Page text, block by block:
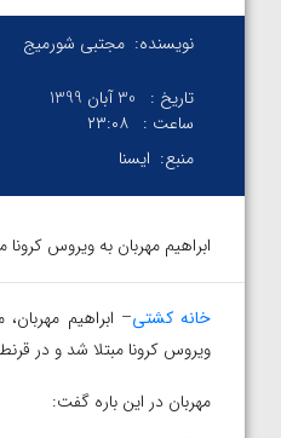
نویسنده: مجتبی شورمیج
تاریخ :
30 آبان 1399
ساعت : ۲۳:۰۸
منبع: ایسنا
ابراهیم مهربان به ویروس کرونا
خانه کشتی– ابراهیم
ویروس کرونا مبتلا شد و در
مهربان در این باره گفت: